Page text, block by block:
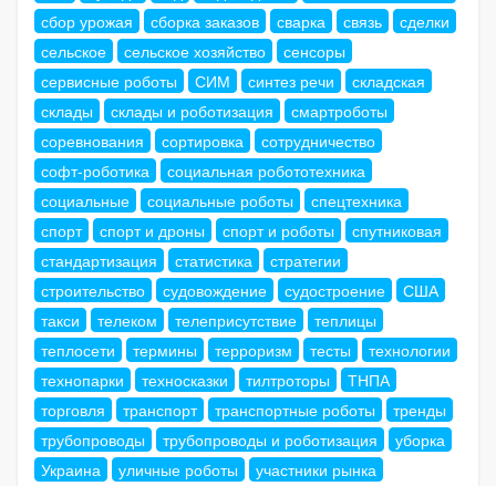
сбор урожая
сборка заказов сварка связь
сделки
сельское
сельское хозяйство
сенсоры
сервисные роботы
СИМ синтез речи
складская
склады
склады и роботизация
смартроботы
соревнования
сортировка
сотрудничество
софт-роботика
социальная робототехника
социальные
социальные роботы
спецтехника
спорт
спорт и дроны спорт и роботы
спутниковая
стандартизация
статистика
стратегии
строительство
судовождение судостроение
США
такси
телеком телеприсутствие
теплицы
теплосети
термины терроризм тесты
технологии
технопарки
техносказки тилтроторы
ТНПА
торговля
транспорт транспортные роботы
тренды
трубопроводы
трубопроводы и роботизация
уборка
Украина
уличные роботы
участники рынка